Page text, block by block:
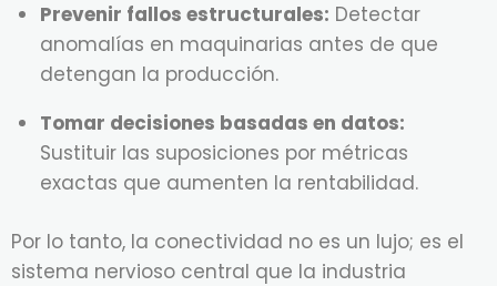
Prevenir fallos estructurales: Detectar
anomalías en maquinarias antes de que
detengan la producción.
Tomar decisiones basadas en datos:
Sustituir las suposiciones por métricas
exactas que aumenten la rentabilidad.
Por lo tanto, la conectividad no es un lujo; es el
sistema nervioso central que la industria